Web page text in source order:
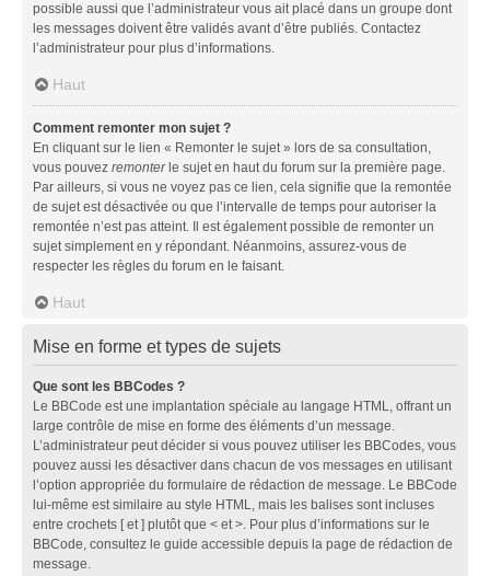
possible aussi que l’administrateur vous ait placé dans un groupe dont
les messages doivent être validés avant d’être publiés. Contactez
l’administrateur pour plus d’informations.
Haut
Comment remonter mon sujet ?
En cliquant sur le lien « Remonter le sujet » lors de sa consultation,
vous pouvez remonterle sujet en haut du forum sur la première page.
Par ailleurs, si vous ne voyez pas ce lien, cela signifie que la remontée
de sujet est désactivée ou que l’intervalle de temps pour autoriser la
remontée n’est pas atteint. Il est également possible de remonter un
sujet simplement en y répondant. Néanmoins, assurez-vous de
respecter les règles du forum en le faisant.
Haut
Mise en forme et types de sujets
Que sont les BBCodes ?
Le BBCode est une implantation spéciale au langage HTML, offrant un
large contrôle de mise en forme des éléments d’un message.
L’administrateur peut décider si vous pouvez utiliser les BBCodes, vous
pouvez aussi les désactiver dans chacun de vos messages en utilisant
l’option appropriée du formulaire de rédaction de message. Le BBCode
lui-même est similaire au style HTML, mais les balises sont incluses
entre crochets [ et ] plutôt que < et >. Pour plus d’informations sur le
BBCode, consultez le guide accessible depuis la page de rédaction de
message.